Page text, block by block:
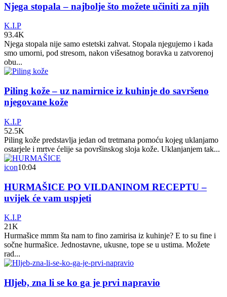
Njega stopala – najbolje što možete učiniti za njih
K.I.P
93.4K
Njega stopala nije samo estetski zahvat. Stopala njegujemo i kada
smo umorni, pod stresom, nakon višesatnog boravka u zatvorenoj
obu...
Piling kože – uz namirnice iz kuhinje do savršeno
njegovane kože
K.I.P
52.5K
Piling kože predstavlja jedan od tretmana pomoću kojeg uklanjamo
ostarjele i mrtve ćelije sa površinskog sloja kože. Uklanjanjem tak...
icon10:04
HURMAŠICE PO VILDANINOM RECEPTU –
uvijek će vam uspjeti
K.I.P
21K
Hurmašice mmm šta nam to fino zamirisa iz kuhinje? E to su fine i
sočne hurmašice. Jednostavne, ukusne, tope se u ustima. Možete
rad...
Hljeb, zna li se ko ga je prvi napravio